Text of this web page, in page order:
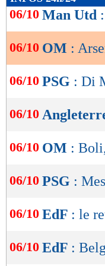
de
OK
06/10 Man Utd
06/10 OM :
06/10 PSG : Di
06/10
06/10 OM :
06/10 PSG :
06/10 EdF : le
06/10 EdF :